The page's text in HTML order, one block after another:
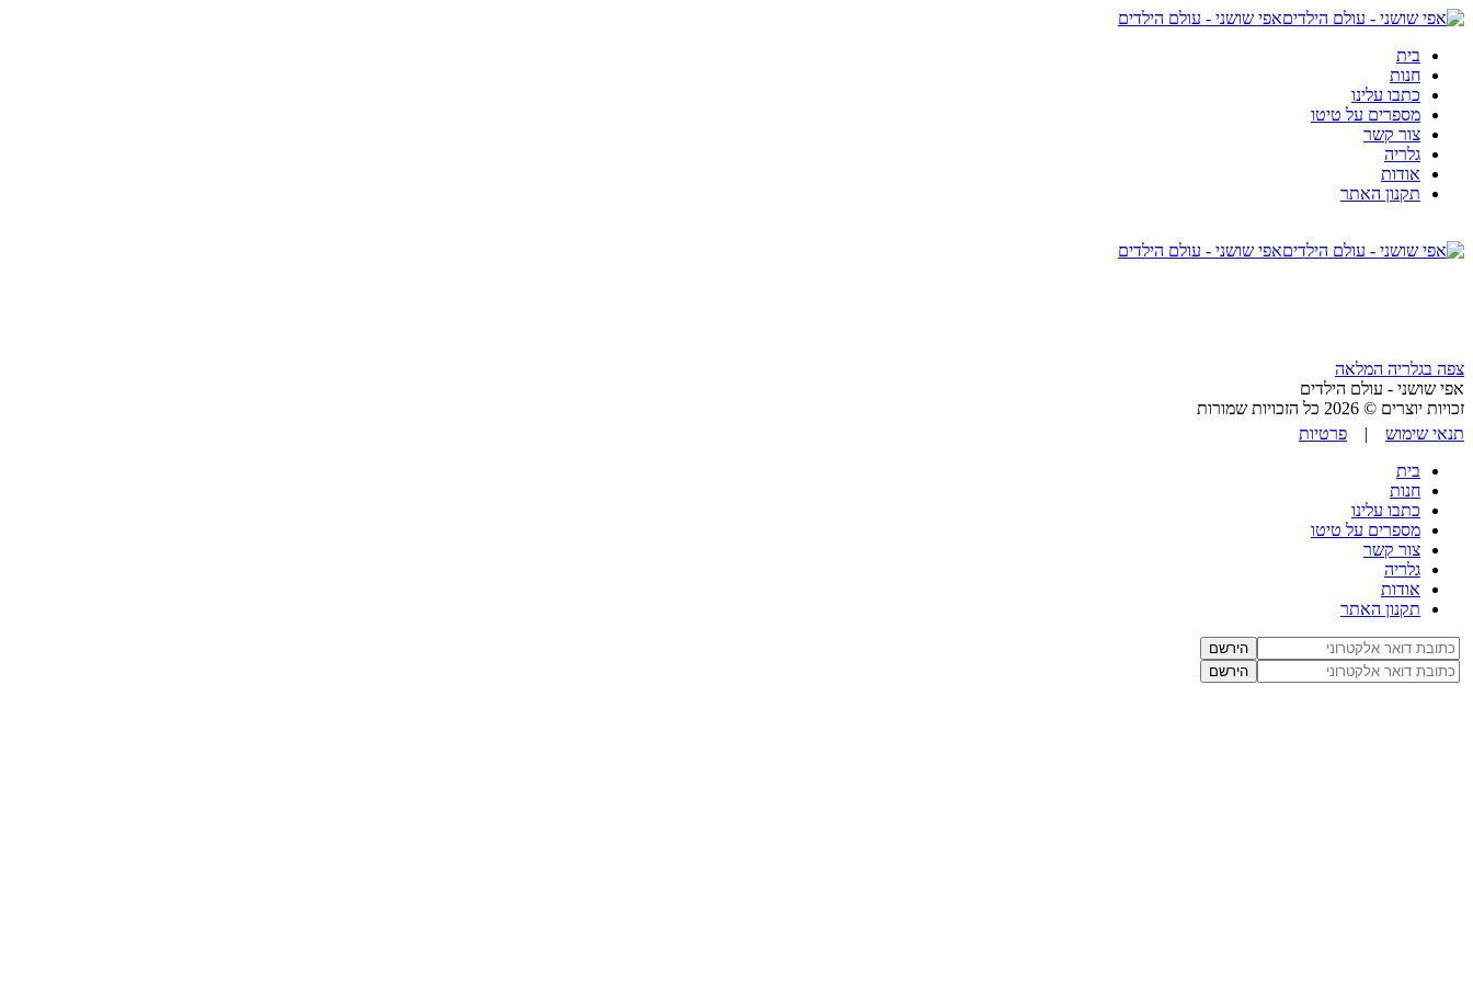
אפי שושני - עולם הילדים
בית
חנות
כתבו עלינו
מספרים על טיטו
צור קשר
גלריה
אודות
תקנון האתר
אפי שושני - עולם הילדים
צפה בגלריה המלאה
אפי שושני - עולם הילדים
זכויות יוצרים © 2026 כל הזכויות שמורות
תנאי שימוש | פרטיות
בית
חנות
כתבו עלינו
מספרים על טיטו
צור קשר
גלריה
אודות
תקנון האתר
הירשם
הירשם